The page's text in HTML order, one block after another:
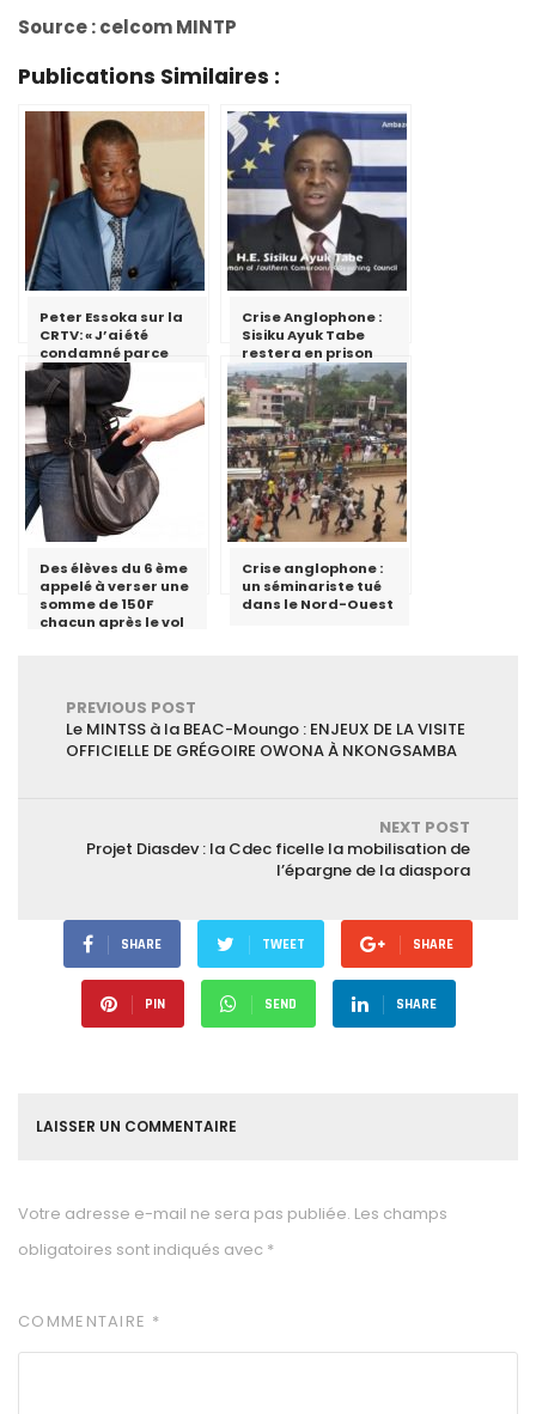
Source : celcom MINTP
Publications Similaires :
Peter Essoka sur la
CRTV: « J’ai été
condamné parce
que j’ai essayé de
critiquer le fait qu’il
ne faut pas utiliser
le discours de haine
»
Crise Anglophone :
Sisiku Ayuk Tabe
restera en prison
Des élèves du 6 ème
appelé à verser une
somme de 150F
chacun après le vol
Crise anglophone :
un séminariste tué
dans le Nord-Ouest
PREVIOUS POST
Le MINTSS à la BEAC-Moungo : ENJEUX DE LA VISITE
OFFICIELLE DE GRÉGOIRE OWONA À NKONGSAMBA
NEXT POST
Projet Diasdev : la Cdec ficelle la mobilisation de
l’épargne de la diaspora
SHARE TWEET SHARE
PIN SEND SHARE
LAISSER UN COMMENTAIRE
Votre adresse e-mail ne sera pas publiée. Les champs
obligatoires sont indiqués avec *
COMMENTAIRE *